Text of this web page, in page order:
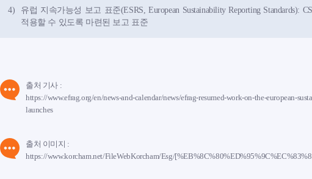
4)
유럽 지속가능성 보고 표준(ESRS, European Sustainability Reporting Standards):
적용할 수 있도록 마련된 보고 표준
출처 기사 :
https://www.efrag.org/en/news-and-calendar/news/efrag-resumed-work-on-the-european-
launches
출처 이미지 :
https://www.korcham.net/FileWebKorcham/Esg/